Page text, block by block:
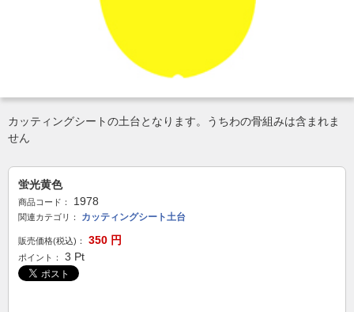
カッティングシートの土台となります。うちわの骨組みは含まれま
せん
蛍光黄色
商品コード： 1978
関連カテゴリ： カッティングシート土台
販売価格(税込)： 350 円
ポイント： 3 Pt